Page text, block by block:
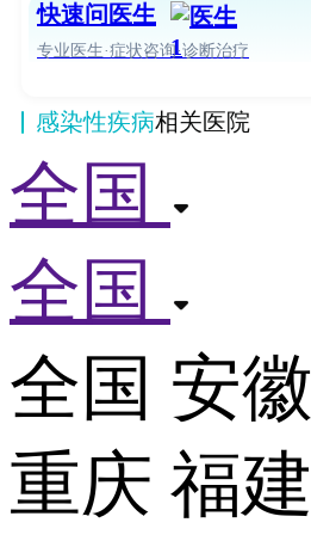
快速问医生
专业医生·症状咨询·诊断治疗
感染性疾病相关医院
全国
全国
全国 安徽
重庆 福建